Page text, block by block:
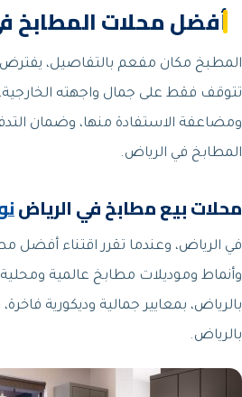
أفضل محلات المطابخ
المطبخ مكان مفعم بالتفاصيل،
تتوقف فقط على جمال واجهته
ومضاعفة الاستفادة منها، وضمان
المطابخ في الرياض.
محلات بيع مطابخ في الرياض
في الرياض، وعندما تقرر اقتناء أفضل
وأنماط وموديلات مطابخ عالمية
بالرياض، بمعايير جمالية وديكورية
بالرياض.